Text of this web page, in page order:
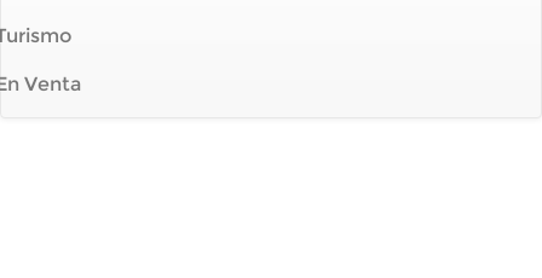
Venta